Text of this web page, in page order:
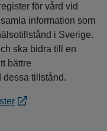
för vård vid
information som
i Sverige.
ska bidra till en
bättre
dessa tillstånd.